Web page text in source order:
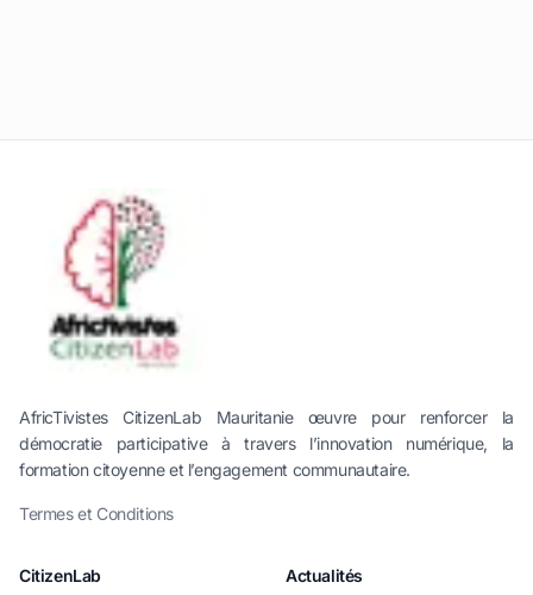
AfricTivistes CitizenLab Mauritanie œuvre pour renforcer la
démocratie participative à travers l’innovation numérique, la
formation citoyenne et l’engagement communautaire.
Termes et Conditions
CitizenLab Actualités